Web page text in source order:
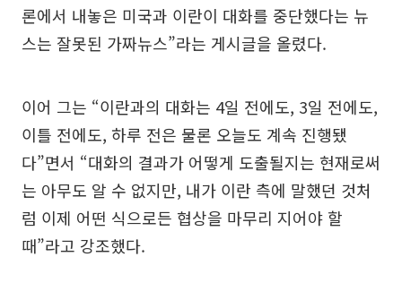
론에서 내놓은 미국과 이란이 대화를 중단했다는 뉴
스는 잘못된 가짜뉴스”라는 게시글을 올렸다.
이어 그는 “이란과의 대화는 4일 전에도, 3일 전에도,
이틀 전에도, 하루 전은 물론 오늘도 계속 진행됐
다”면서 “대화의 결과가 어떻게 도출될지는 현재로써
는 아무도 알 수 없지만, 내가 이란 측에 말했던 것처
럼 이제 어떤 식으로든 협상을 마무리 지어야 할
때”라고 강조했다.